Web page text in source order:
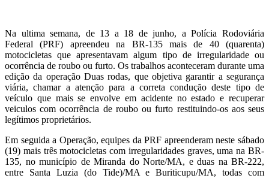
Na ultima semana, de 13 a 18 de junho, a Polícia Rodoviária
Federal (PRF) apreendeu na BR-135 mais de 40 (quarenta)
motocicletas que apresentavam algum tipo de irregularidade ou
ocorrência de roubo ou furto. Os trabalhos aconteceram durante uma
edição da operação Duas rodas, que objetiva garantir a segurança
viária, chamar a atenção para a correta condução deste tipo de
veículo que mais se envolve em acidente no estado e recuperar
veiculos com ocorrência de roubo ou furto restituindo-os aos seus
legítimos proprietários.
Em seguida a Operação, equipes da PRF apreenderam neste sábado
(19) mais três motocicletas com irregularidades graves, uma na BR-
135, no município de Miranda do Norte/MA, e duas na BR-222,
entre Santa Luzia (do Tide)/MA e Buriticupu/MA, todas com